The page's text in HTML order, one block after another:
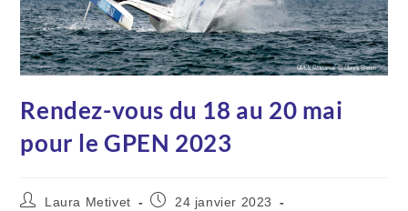
Rendez-vous du 18 au 20 mai
pour le GPEN 2023
Laura Metivet
24 janvier 2023